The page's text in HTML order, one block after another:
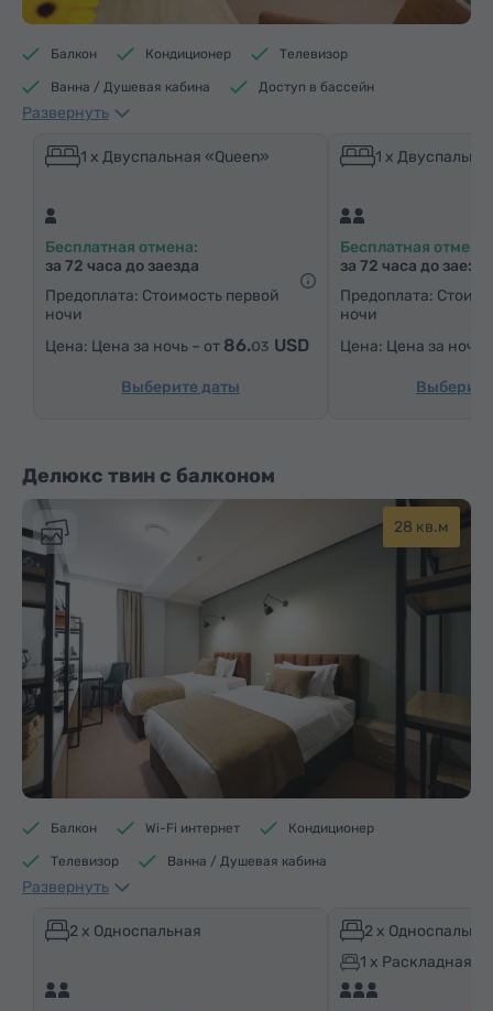
Балкон Кондиционер Телевизор
Ванна / Душевая кабина Доступ в бассейн
Доступ в фитнес центр
Кофеварка/Чайник Электрический чайник
Халат Отопление
Шкаф/Гардероб Стул
Услуга «звонок-будильник»
Кабельные телеканалы Ковровые полы
Бутилировання вода Чай/Кофе
Утюг с гладильной доской (по запросу)
Развернуть
1 x Двуспальная «Queen»
Бесплатная отмена:
за 72 часа до заезда
Предоплата: Стоимость первой
ночи
Цена за ночь – от 86.03 USD
Выберите даты
1 x
Бесплатная отмена:
за 72 часа до заезда
Предоплата:
ночи
Цена за ночь
Делюкс твин с балконом
28 кв.м
Балкон Wi-Fi интернет Кондиционер
Телевизор Ванна / Душевая кабина
Доступ в бассейн
Доступ в сауну Кофеварка/Чайник
Средства гигиены Халат
Развернуть
2 x Односпальная
2 x
1 x Раскладная